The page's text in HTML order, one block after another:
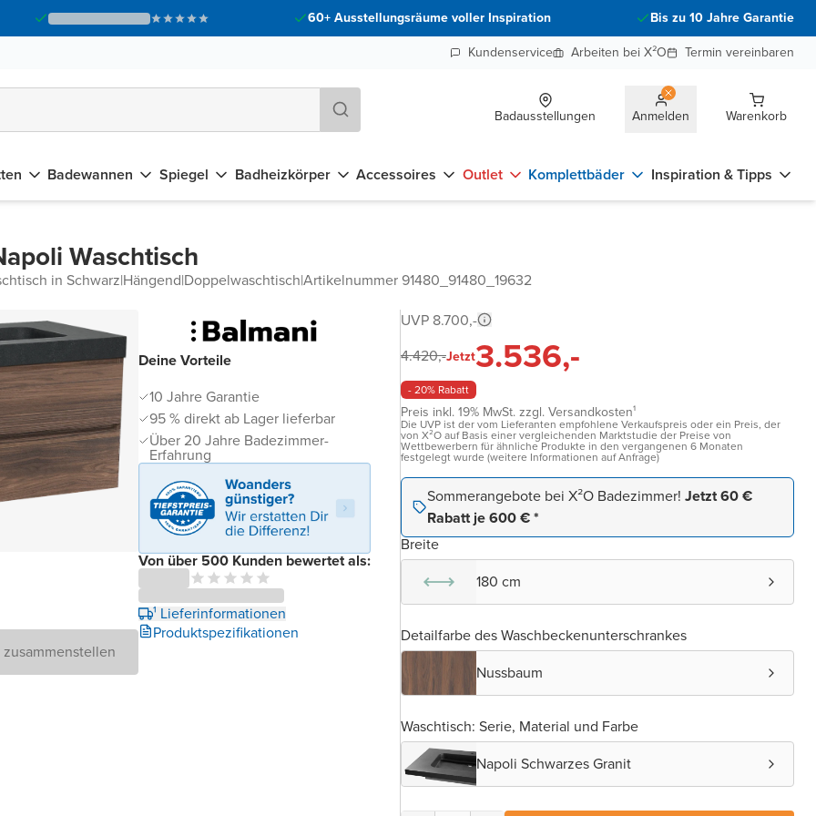
60+ Ausstellungsräume voller Inspiration
Bis zu 10 Jahre Garantie
Kundenservice
Arbeiten bei X²O Termin vereinbaren
Badausstellungen Anmelden Warenkorb
Badewannen Spiegel Badheizkörper Accessoires Outlet Komplettbäder Inspiration & Tipps
Waschtisch
in Schwarz|Hängend|Doppelwaschtisch|Artikelnummer 91480_91480_19632
Deine Vorteile
10 Jahre Garantie
95 % direkt ab Lager lieferbar
Über 20 Jahre Badezimmer-
Erfahrung
Von über 500 Kunden bewertet als:
¹ Lieferinformationen
Produktspezifikationen
UVP 8.700,-
4.420,-Jetzt3.536,-
- 20% Rabatt
Preis inkl. 19% MwSt. zzgl. Versandkosten¹
Die UVP ist der vom Lieferanten empfohlene Verkaufspreis oder ein Preis, der
von X²O auf Basis einer vergleichenden Marktstudie der Preise von
Wettbewerbern für ähnliche Produkte in den vergangenen 6 Monaten
festgelegt wurde (weitere Informationen auf Anfrage)
Sommerangebote bei X²O Badezimmer! Jetzt 60 €
Rabatt je 600 € *
Breite
180 cm
Detailfarbe des Waschbeckenunterschrankes
Nussbaum
Waschtisch: Serie, Material und Farbe
Napoli Schwarzes Granit